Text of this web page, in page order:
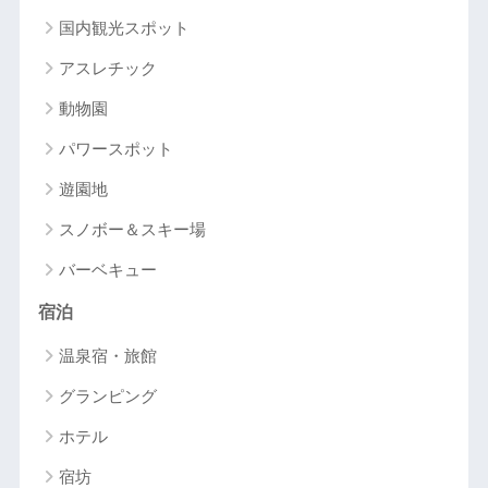
国内観光スポット
アスレチック
動物園
パワースポット
遊園地
スノボー＆スキー場
バーベキュー
宿泊
温泉宿・旅館
グランピング
ホテル
宿坊